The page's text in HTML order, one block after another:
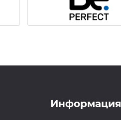
Информация